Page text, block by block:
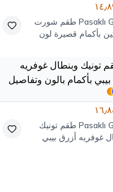
Pasaklı طقم شورت
بأكمام قصيرة لون
Pasaklı طقم تونيك
غوفريه أزرق بيبي